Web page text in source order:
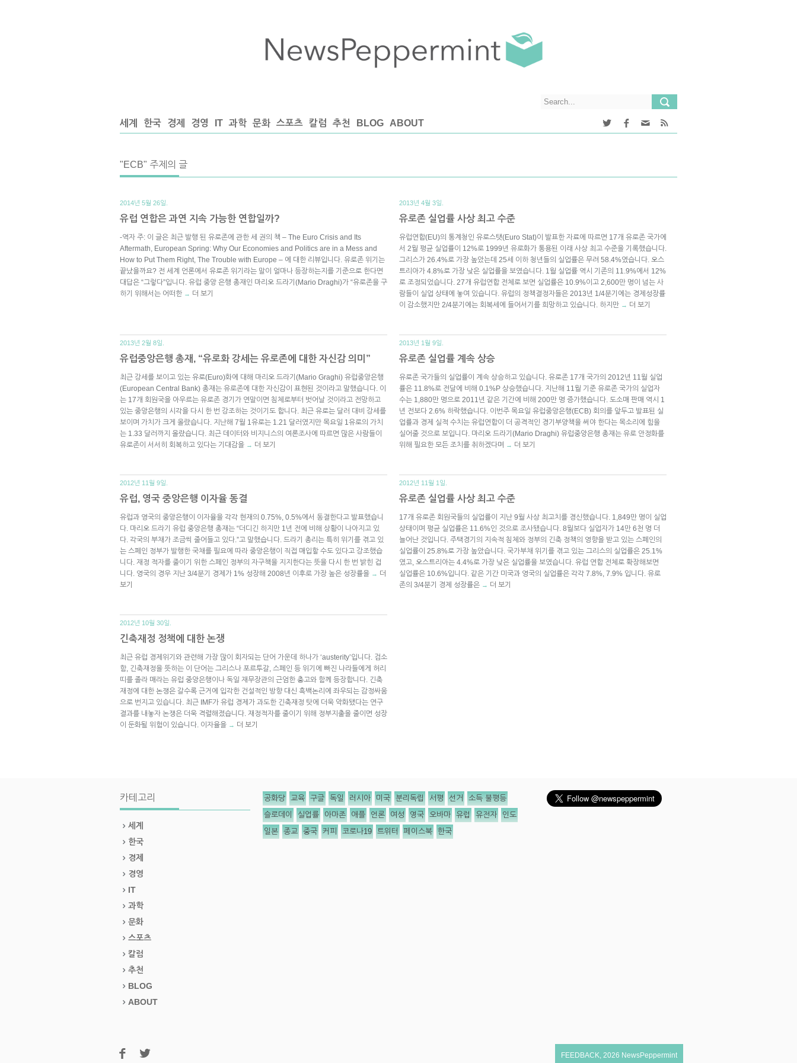
세계 한국 경제 경영 IT 과학 문화 스포츠 칼럼 추천 BLOG ABOUT
"ECB" 주제의 글
2014년 5월 26일.
유럽 연합은 과연 지속 가능한 연합일까?
-역자 주: 이 글은 최근 발행 된 유로존에 관한 세 권의 책 – The Euro Crisis and Its
Aftermath, European Spring: Why Our Economies and Politics are in a Mess and
How to Put Them Right, The Trouble with Europe – 에 대한 리뷰입니다. 유로존 위기는
끝났을까요? 전 세계 언론에서 유로존 위기라는 말이 얼마나 등장하는지를 기준으로 한다면
대답은 “그렇다”입니다. 유럽 중앙 은행 총재인 마리오 드라기(Mario Draghi)가 “유로존을 구
하기 위해서는 어떠한 → 더 보기
2013년 4월 3일.
유로존 실업률 사상 최고 수준
유럽연합(EU)의 통계청인 유로스탯(Euro Stat)이 발표한 자료에 따르면 17개 유로존 국가에
서 2월 평균 실업률이 12%로 1999년 유로화가 통용된 이래 사상 최고 수준을 기록했습니다.
그리스가 26.4%로 가장 높았는데 25세 이하 청년들의 실업률은 무려 58.4%였습니다. 오스
트리아가 4.8%로 가장 낮은 실업률을 보였습니다. 1월 실업률 역시 기존의 11.9%에서 12%
로 조정되었습니다. 27개 유럽연합 전체로 보면 실업률은 10.9%이고 2,600만 명이 넘는 사
람들이 실업 상태에 놓여 있습니다. 유럽의 정책결정자들은 2013년 1/4분기에는 경제성장률
이 감소했지만 2/4분기에는 회복세에 들어서기를 희망하고 있습니다. 하지만 → 더 보기
2013년 2월 8일.
유럽중앙은행 총재, “유로화 강세는 유로존에 대한 자신감 의미”
최근 강세를 보이고 있는 유로(Euro)화에 대해 마리오 드라기(Mario Graghi) 유럽중앙은행
(European Central Bank) 총재는 유로존에 대한 자신감이 표현된 것이라고 말했습니다. 이
는 17개 회원국을 아우르는 유로존 경기가 연말이면 침체로부터 벗어날 것이라고 전망하고
있는 중앙은행의 시각을 다시 한 번 강조하는 것이기도 합니다. 최근 유로는 달러 대비 강세를
보이며 가치가 크게 올랐습니다. 지난해 7월 1유로는 1.21 달러였지만 목요일 1유로의 가치
는 1.33 달러까지 올랐습니다. 최근 데이터와 비지니스의 여론조사에 따르면 많은 사람들이
유로존이 서서히 회복하고 있다는 기대감을 → 더 보기
2013년 1월 9일.
유로존 실업률 계속 상승
유로존 국가들의 실업률이 계속 상승하고 있습니다. 유로존 17개 국가의 2012년 11월 실업
률은 11.8%로 전달에 비해 0.1%P 상승했습니다. 지난해 11월 기준 유로존 국가의 실업자
수는 1,880만 명으로 2011년 같은 기간에 비해 200만 명 증가했습니다. 도소매 판매 역시 1
년 전보다 2.6% 하락했습니다. 이번주 목요일 유럽중앙은행(ECB) 회의를 앞두고 발표된 실
업률과 경제 실적 수치는 유럽연합이 더 공격적인 경기부양책을 써야 한다는 목소리에 힘을
실어줄 것으로 보입니다. 마리오 드라기(Mario Draghi) 유럽중앙은행 총재는 유로 안정화를
위해 필요한 모든 조치를 취하겠다며 → 더 보기
2012년 11월 9일.
유럽, 영국 중앙은행 이자율 동결
유럽과 영국의 중앙은행이 이자율을 각각 현재의 0.75%, 0.5%에서 동결한다고 발표했습니
다. 마리오 드라기 유럽 중앙은행 총재는 “더디긴 하지만 1년 전에 비해 상황이 나아지고 있
다. 각국의 부채가 조금씩 줄어들고 있다.”고 말했습니다. 드라기 총리는 특히 위기를 겪고 있
는 스페인 정부가 발행한 국채를 필요에 따라 중앙은행이 직접 매입할 수도 있다고 강조했습
니다. 재정 적자를 줄이기 위한 스페인 정부의 자구책을 지지한다는 뜻을 다시 한 번 밝힌 겁
니다. 영국의 경우 지난 3/4분기 경제가 1% 성장해 2008년 이후로 가장 높은 성장률을 → 더
보기
2012년 11월 1일.
유로존 실업률 사상 최고 수준
17개 유로존 회원국들의 실업률이 지난 9월 사상 최고치를 경신했습니다. 1,849만 명이 실업
상태이며 평균 실업률은 11.6%인 것으로 조사됐습니다. 8월보다 실업자가 14만 6천 명 더
늘어난 것입니다. 주택경기의 지속적 침체와 정부의 긴축 정책의 영향을 받고 있는 스페인의
실업률이 25.8%로 가장 높았습니다. 국가부채 위기를 겪고 있는 그리스의 실업률은 25.1%
였고, 오스트리아는 4.4%로 가장 낮은 실업률을 보였습니다. 유럽 연합 전체로 확장해보면
실업률은 10.6%입니다. 같은 기간 미국과 영국의 실업률은 각각 7.8%, 7.9% 입니다. 유로
존의 3/4분기 경제 성장률은 → 더 보기
2012년 10월 30일.
긴축재정 정책에 대한 논쟁
최근 유럽 경제위기와 관련해 가장 많이 회자되는 단어 가운데 하나가 ‘austerity’입니다. 검소
함, 긴축재정을 뜻하는 이 단어는 그리스나 포르투갈, 스페인 등 위기에 빠진 나라들에게 허리
띠를 졸라 매라는 유럽 중앙은행이나 독일 재무장관의 근엄한 충고와 함께 등장합니다. 긴축
재정에 대한 논쟁은 갈수록 근거에 입각한 건설적인 방향 대신 흑백논리에 좌우되는 감정싸움
으로 번지고 있습니다. 최근 IMF가 유럽 경제가 과도한 긴축재정 탓에 더욱 악화됐다는 연구
결과를 내놓자 논쟁은 더욱 격렬해졌습니다. 재정적자를 줄이기 위해 정부지출을 줄이면 성장
이 둔화될 위험이 있습니다. 이자율을 → 더 보기
카테고리
세계
한국
경제
경영
IT
과학
문화
스포츠
칼럼
추천
BLOG
ABOUT
공화당 교육 구글 독일 러시아 미국 분리독립 서평 선거 소득 불평등
슬로데이 실업률 아마존 애플 언론 여성 영국 오바마 유럽 유전자 인도
일본 종교 중국 커피 코로나19 트위터 페이스북 한국
FEEDBACK, 2026 NewsPeppermint